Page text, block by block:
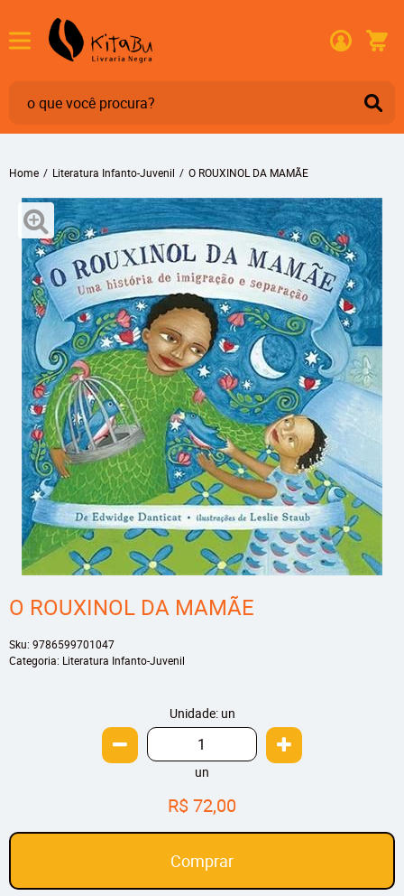
Home Literatura Infanto-Juvenil O ROUXINOL DA MAMÃE
O ROUXINOL DA MAMÃE
Sku: 9786599701047
Categoria: Literatura Infanto-Juvenil
Unidade: un
un
R$ 72,00
Comprar